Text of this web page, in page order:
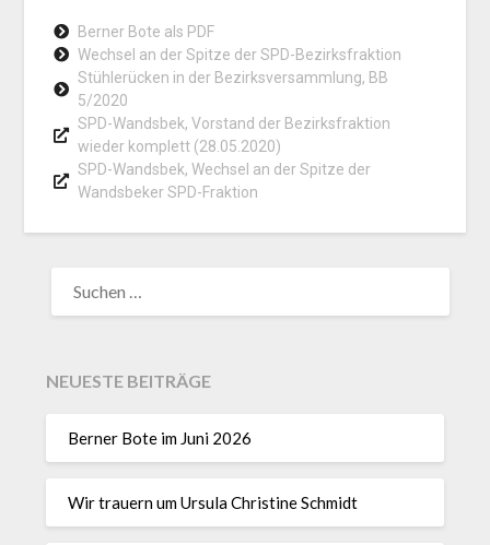
Berner Bote als PDF
Wechsel an der Spitze der SPD-Bezirksfraktion
Stühlerücken in der Bezirksversammlung, BB
5/2020
SPD-Wandsbek, Vorstand der Bezirksfraktion
wieder komplett (28.05.2020)
SPD-Wandsbek, Wechsel an der Spitze der
Wandsbeker SPD-Fraktion
NEUESTE BEITRÄGE
Berner Bote im Juni 2026
Wir trauern um Ursula Christine Schmidt